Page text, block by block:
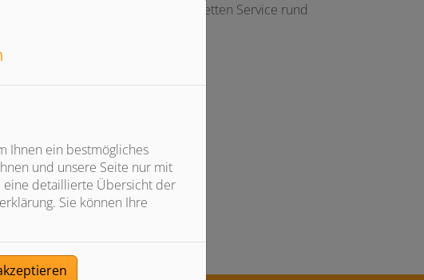
– wir bieten Ihnen den kompletten Service rund
Ihnen ein bestmögliches
und unsere Seite nur mit
eine detaillierte Übersicht der
Sie können Ihre